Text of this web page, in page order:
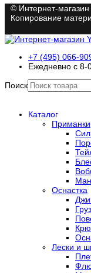
© Интернет-
Копирование
+7 (495) 066-
Ежедневно с 8-
Поиск
Каталог
Приманки
Оснастка
Лески и